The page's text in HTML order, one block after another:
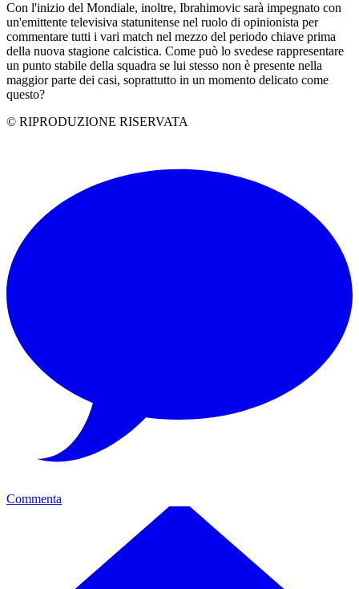
Con l'inizio del Mondiale, inoltre, Ibrahimovic sarà impegnato con
un'emittente televisiva statunitense nel ruolo di opinionista per
commentare tutti i vari match nel mezzo del periodo chiave prima
della nuova stagione calcistica. Come può lo svedese rappresentare
un punto stabile della squadra se lui stesso non è presente nella
maggior parte dei casi, soprattutto in un momento delicato come
questo?
© RIPRODUZIONE RISERVATA
Commenta